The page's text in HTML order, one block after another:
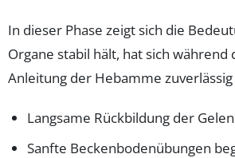
In dieser Phase zeigt sich die
Organe stabil hält, hat sich
Anleitung der Hebamme
Langsame Rückbildung der
Sanfte Beckenbodenübungen